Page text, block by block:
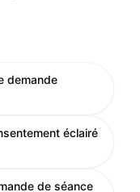
demande
éclairé
de séance